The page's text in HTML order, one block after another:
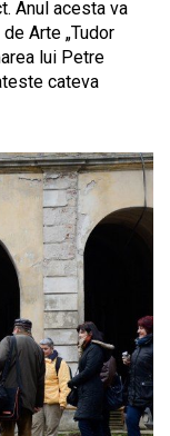
Anul acesta va
Arte „Tudor
lui Petre
cateva